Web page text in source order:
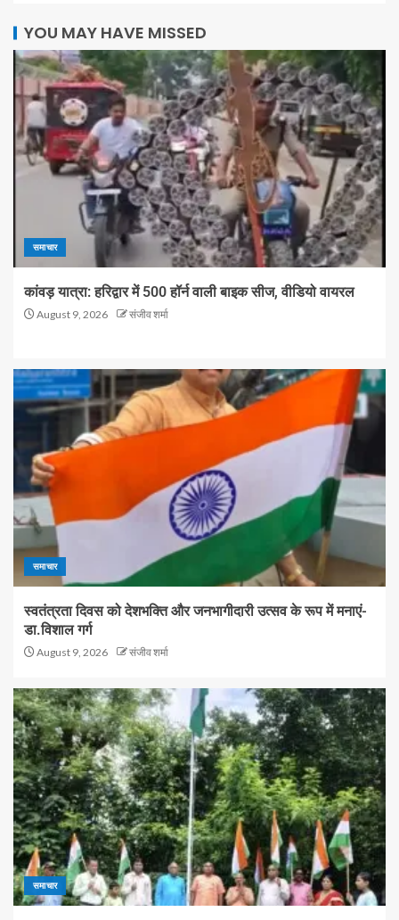
YOU MAY HAVE MISSED
समाचार
कांवड़ यात्रा: हरिद्वार में 500 हॉर्न वाली बाइक सीज, वीडियो वायरल
August 9, 2026 संजीव शर्मा
समाचार
स्वतंत्रता दिवस को देशभक्ति और जनभागीदारी उत्सव के रूप में मनाएं-
डा.विशाल गर्ग
August 9, 2026 संजीव शर्मा
समाचार